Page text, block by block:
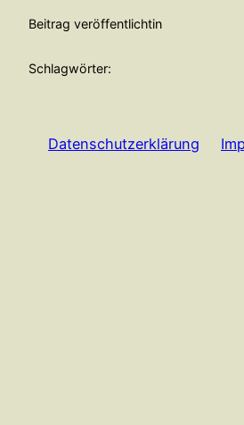
Beitrag veröffentlichtin
Schlagwörter:
Datenschutzerklärung